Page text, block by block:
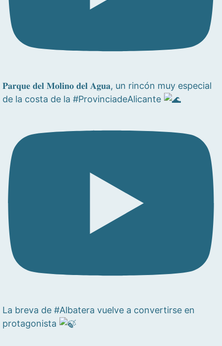
𝐏𝐚𝐫𝐪𝐮𝐞 𝐝𝐞𝐥 𝐌𝐨𝐥𝐢𝐧𝐨 𝐝𝐞𝐥 𝐀𝐠𝐮𝐚, un rincón muy especial
de la costa de la #ProvinciadeAlicante
La breva de #Albatera vuelve a convertirse en
protagonista